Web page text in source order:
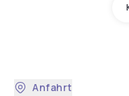
Anfahrt